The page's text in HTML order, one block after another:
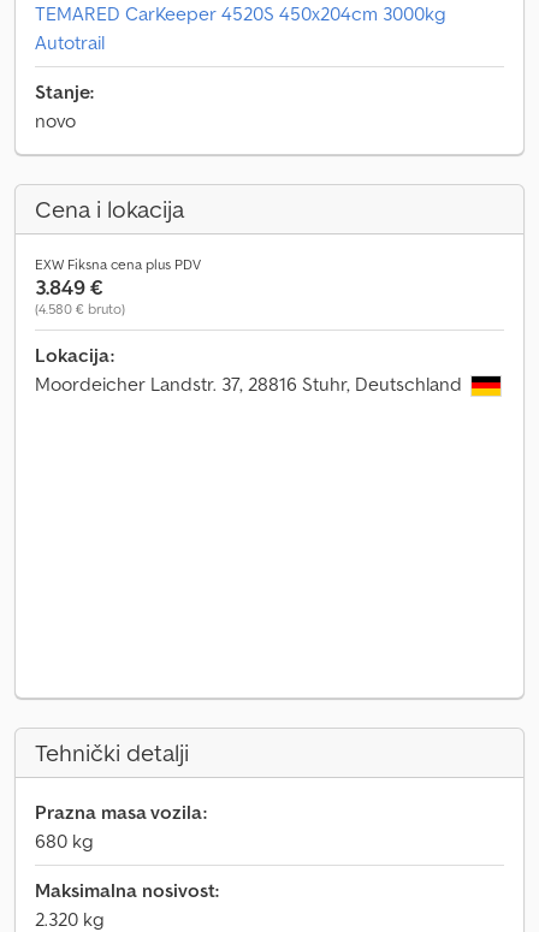
TEMARED CarKeeper 4520S 450x204cm 3000kg
Autotrail
Stanje:
novo
Cena i lokacija
EXW Fiksna cena plus PDV
3.849 €
(4.580 € bruto)
Lokacija:
Moordeicher Landstr. 37, 28816 Stuhr, Deutschland
Tehnički detalji
Prazna masa vozila:
680 kg
Maksimalna nosivost:
2.320 kg